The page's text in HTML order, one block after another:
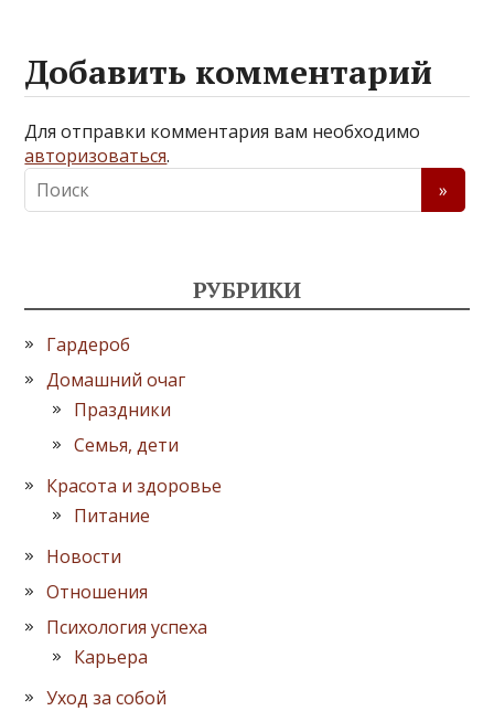
Добавить комментарий
Для отправки комментария вам необходимо
авторизоваться.
РУБРИКИ
Гардероб
Домашний очаг
Праздники
Семья, дети
Красота и здоровье
Питание
Новости
Отношения
Психология успеха
Карьера
Уход за собой